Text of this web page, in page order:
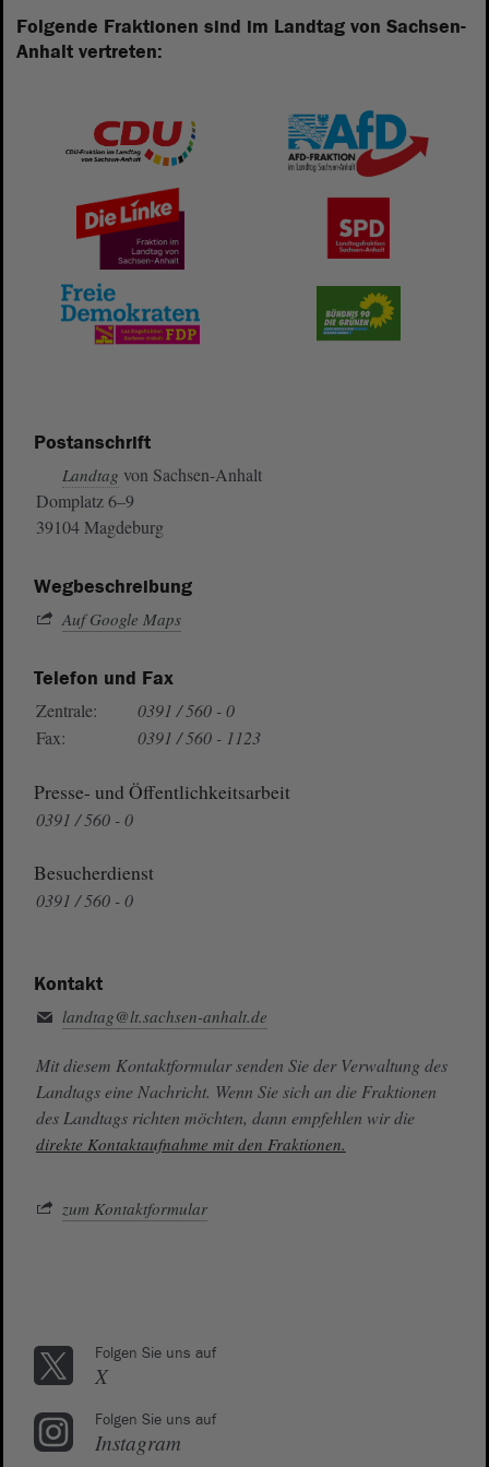
Folgende Fraktionen sind im Landtag von Sachsen-
Anhalt vertreten:
Postanschrift
Landtag von Sachsen-Anhalt
Domplatz 6–9
39104 Magdeburg
Wegbeschreibung
Auf Google Maps
Telefon und Fax
Zentrale:
0391 / 560 - 0
Fax:
0391 / 560 - 1123
Presse- und Öffentlichkeitsarbeit
0391 / 560 - 0
Besucherdienst
0391 / 560 - 0
Kontakt
landtag@lt.sachsen-anhalt.de
Mit diesem Kontaktformular senden Sie der Verwaltung des
Landtags eine Nachricht. Wenn Sie sich an die Fraktionen
des Landtags richten möchten, dann empfehlen wir die
direkte Kontaktaufnahme mit den Fraktionen.
zum Kontaktformular
Folgen Sie uns auf
X
Folgen Sie uns auf
Instagram